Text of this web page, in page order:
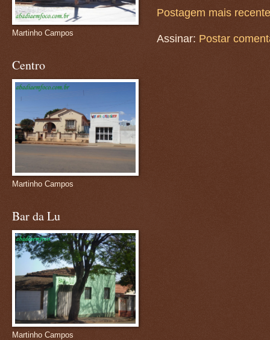
Postagem mais recente
Assinar: Postar
Martinho Campos
Centro
Martinho Campos
Bar da Lu
Martinho Campos